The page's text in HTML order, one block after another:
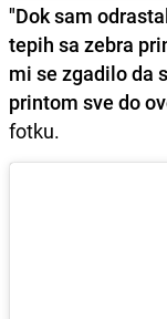
"Dok sam
tepih sa zebra
mi se zgadilo da
printom sve do
fotku.